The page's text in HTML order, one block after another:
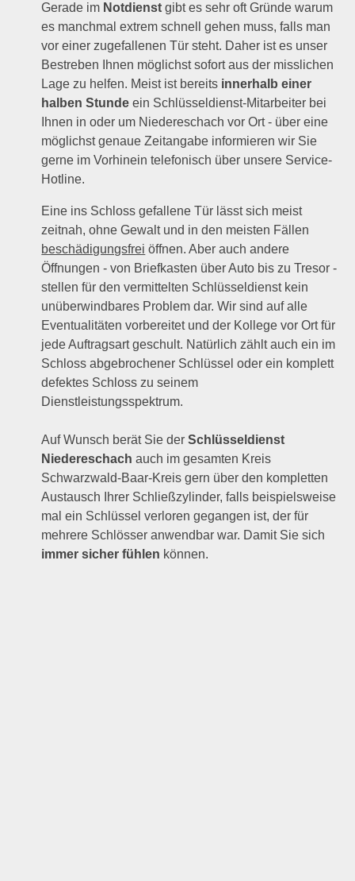
Gerade im Notdienst gibt es sehr oft Gründe warum
es manchmal extrem schnell gehen muss, falls man
vor einer zugefallenen Tür steht. Daher ist es unser
Bestreben Ihnen möglichst sofort aus der misslichen
Lage zu helfen. Meist ist bereits innerhalb einer
halben Stunde ein Schlüsseldienst-Mitarbeiter bei
Ihnen in oder um Niedereschach vor Ort - über eine
möglichst genaue Zeitangabe informieren wir Sie
gerne im Vorhinein telefonisch über unsere Service-
Hotline.
Eine ins Schloss gefallene Tür lässt sich meist
zeitnah, ohne Gewalt und in den meisten Fällen
beschädigungsfrei öffnen. Aber auch andere
Öffnungen - von Briefkasten über Auto bis zu Tresor -
stellen für den vermittelten Schlüsseldienst kein
unüberwindbares Problem dar. Wir sind auf alle
Eventualitäten vorbereitet und der Kollege vor Ort für
jede Auftragsart geschult. Natürlich zählt auch ein im
Schloss abgebrochener Schlüssel oder ein komplett
defektes Schloss zu seinem
Dienstleistungsspektrum.
Auf Wunsch berät Sie derSchlüsseldienst
Niedereschach auch im gesamten Kreis
Schwarzwald-Baar-Kreis gern über den kompletten
Austausch Ihrer Schließzylinder, falls beispielsweise
mal ein Schlüssel verloren gegangen ist, der für
mehrere Schlösser anwendbar war. Damit Sie sich
immer sicher fühlen können.